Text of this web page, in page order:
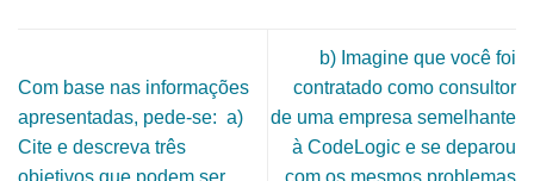
Com base nas informações
apresentadas, pede-se: a)
Cite e descreva três
objetivos que podem ser
b) Imagine que você foi
contratado como consultor
de uma empresa semelhante
à CodeLogic e se deparou
com os mesmos problemas